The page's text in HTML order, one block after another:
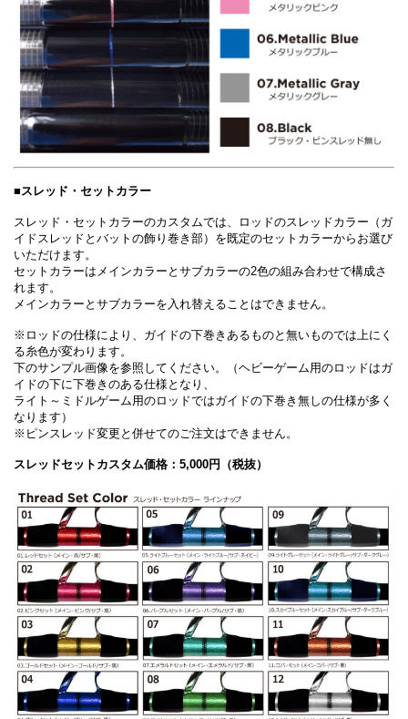
■スレッド・セットカラー
スレッド・セットカラーのカスタムでは、ロッドのスレッドカラー（ガ
イドスレッドとバットの飾り巻き部）を既定のセットカラーからお選び
いただけます。
セットカラーはメインカラーとサブカラーの2色の組み合わせで構成さ
れます。
メインカラーとサブカラーを入れ替えることはできません。
※ロッドの仕様により、ガイドの下巻きあるものと無いものでは上にく
る糸色が変わります。
下のサンプル画像を参照してください。（ヘビーゲーム用のロッドはガ
イドの下に下巻きのある仕様となり、
ライト～ミドルゲーム用のロッドではガイドの下巻き無しの仕様が多く
なります）
※ピンスレッド変更と併せてのご注文はできません。
スレッドセットカスタム価格：5,000円（税抜）